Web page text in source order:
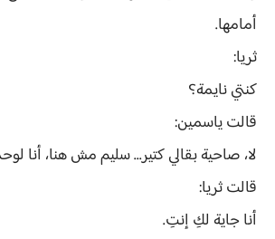
أمامها.
ثريا:
كنتي نايمة؟
قالت ياسمين:
لا، صاحية بقالي كتير... سليم مش هنا، أنا
قالت ثريا:
أنا جاية لكِ إنتِ.